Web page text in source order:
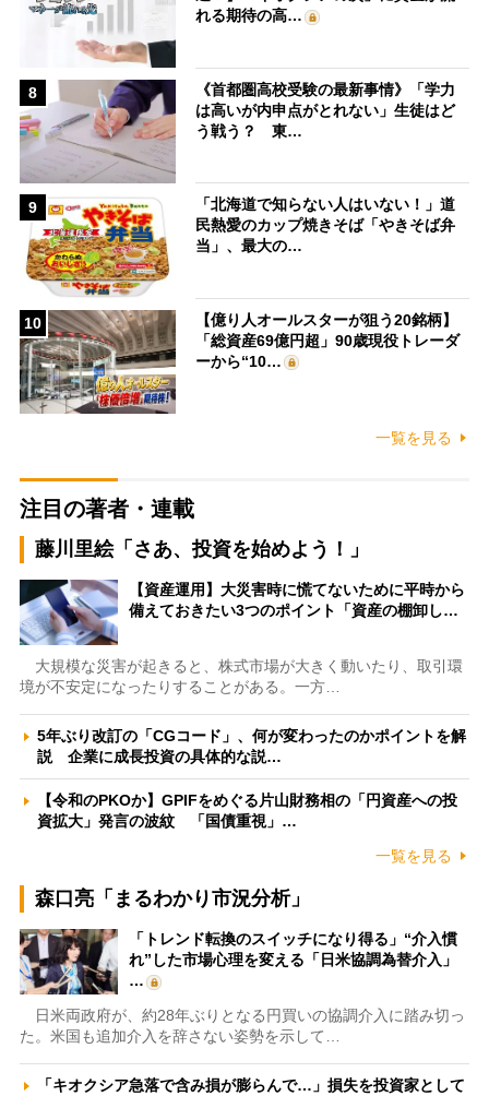
れる期待の高…
8
《首都圏高校受験の最新事情》「学力
は高いが内申点がとれない」生徒はど
う戦う？ 東…
9
「北海道で知らない人はいない！」道
民熱愛のカップ焼きそば「やきそば弁
当」、最大の…
10
【億り人オールスターが狙う20銘柄】
「総資産69億円超」90歳現役トレーダ
ーから“10…
一覧を見る
注目の著者・連載
藤川里絵「さあ、投資を始めよう！」
【資産運用】大災害時に慌てないために平時から
備えておきたい3つのポイント「資産の棚卸し…
大規模な災害が起きると、株式市場が大きく動いたり、取引環
境が不安定になったりすることがある。一方…
5年ぶり改訂の「CGコード」、何が変わったのかポイントを解
説 企業に成長投資の具体的な説…
【令和のPKOか】GPIFをめぐる片山財務相の「円資産への投
資拡大」発言の波紋 「国債重視」…
一覧を見る
森口亮「まるわかり市況分析」
「トレンド転換のスイッチになり得る」“介入慣
れ”した市場心理を変える「日米協調為替介入」
…
日米両政府が、約28年ぶりとなる円買いの協調介入に踏み切っ
た。米国も追加介入を辞さない姿勢を示して…
「キオクシア急落で含み損が膨らんで…」損失を投資家として